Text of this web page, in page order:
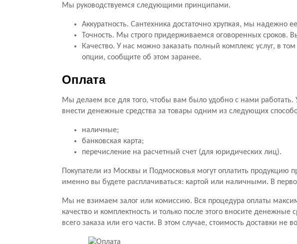
Мы руководствуемся следующими принципами.
Аккуратность. Сантехника достаточно хрупкая, мы
Точность. Мы строго придерживаемся оговоренных сроков.
Качество. У нас можно заказать полный комплекс услуг, в
опции, сообщите об этом заранее.
Оплата
Мы делаем все для того, чтобы вам было удобно с нами
внести денежные средства за товары одним из следующих
наличные;
банковская карта;
перечисление на расчетный счет (для юридических лиц).
Покупатели из Москвы и Подмосковья могут оплатить продукцию
именно вы будете расплачиваться: картой или наличными. В
Мы не взимаем залог или комиссию. Вся процедура оплаты
качество и комплектность и только после этого вносите денежные
всего заказа или его части. В этом случае, стоимость доставки не